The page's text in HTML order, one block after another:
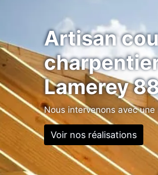
Artisan
Lamerey
Nous intervenons avec une
Voir nos réalisations